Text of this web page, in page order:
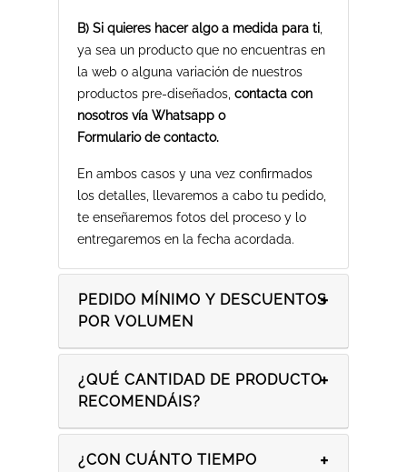
B) Si quieres hacer algo a medida para ti
ya sea un producto que no encuentras en
la web o alguna variación de nuestros
productos pre-diseñados, contacta con
nosotros vía Whatsapp o
Formulario de contacto.
En ambos casos y una vez confirmados
los detalles, llevaremos a cabo tu pedido,
te enseñaremos fotos del proceso y lo
entregaremos en la fecha acordada.
PEDIDO MÍNIMO Y DESCUENTOS
POR VOLUMEN
¿QUÉ CANTIDAD DE PRODUCTO
RECOMENDÁIS?
¿CON CUÁNTO TIEMPO